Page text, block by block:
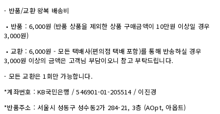
- 반품/교환 왕복 배송비
• 반품 : 6,000원 (반품 상품을 제외한 상품 구매금액이 10만원 이상일 경우
3,000원)
• 교환 : 6,000원 - 모든 택배사(편의점 택배 포함)를 통해 반송하실 경우
3,000원 이상의 금액은 고객님 부담이오니 참고 부탁드립니다.
- 모든 교환은 1회만 가능합니다.
*계좌번호 : KB국민은행 / 546901-01-205514 / 이진경
*반품주소 : 서울시 성동구 성수동2가 284-21, 3층 (AOpt, 아옵트)